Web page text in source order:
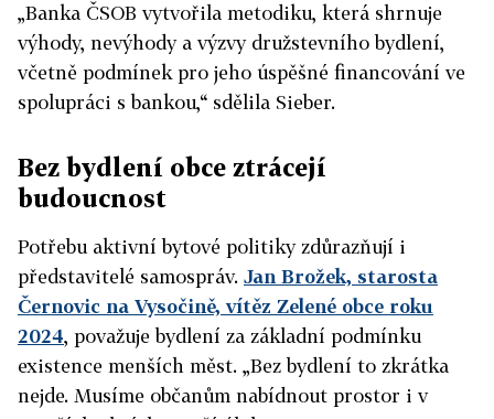
„Banka ČSOB vytvořila metodiku, která shrnuje
výhody, nevýhody a výzvy družstevního bydlení,
včetně podmínek pro jeho úspěšné financování ve
spolupráci s bankou,“ sdělila Sieber.
Bez bydlení obce ztrácejí
budoucnost
Potřebu aktivní bytové politiky zdůrazňují i
představitelé samospráv. Jan Brožek, starosta
Černovic na Vysočině, vítěz Zelené obce roku
2024, považuje bydlení za základní podmínku
existence menších měst. „Bez bydlení to zkrátka
nejde. Musíme občanům nabídnout prostor i v